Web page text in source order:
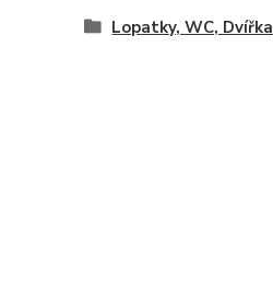
Lopatky, WC, Dvířka